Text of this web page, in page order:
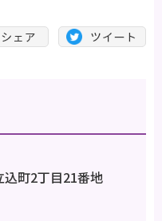
町2丁目21番地